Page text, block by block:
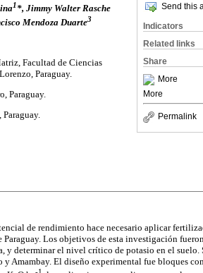
Send this
Indicators
Related links
Share
More
More
Permalink
1*, Jimmy Walter Rasche
Mendoza Duarte3
Facultad de Ciencias
Paraguay.
Paraguay.
de rendimiento hace necesario aplicar
Los objetivos de esta investigación
determinar el nivel crítico de potasio en el suelo.
Amambay. El diseño experimental fue bloques
-1